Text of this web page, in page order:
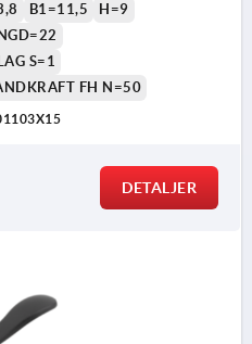
B1=11,5
H=9
S=1
FH N=50
DETALJER